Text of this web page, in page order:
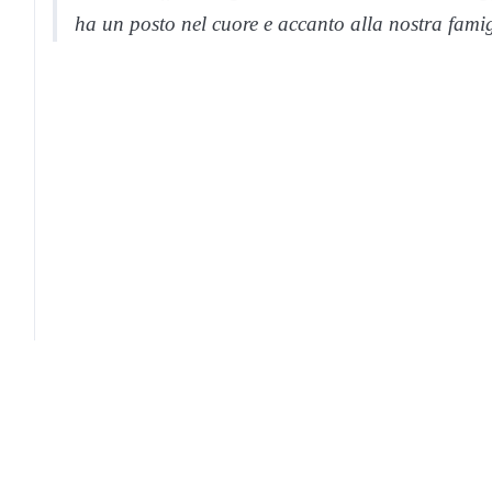
ha un posto nel cuore e accanto alla nostra